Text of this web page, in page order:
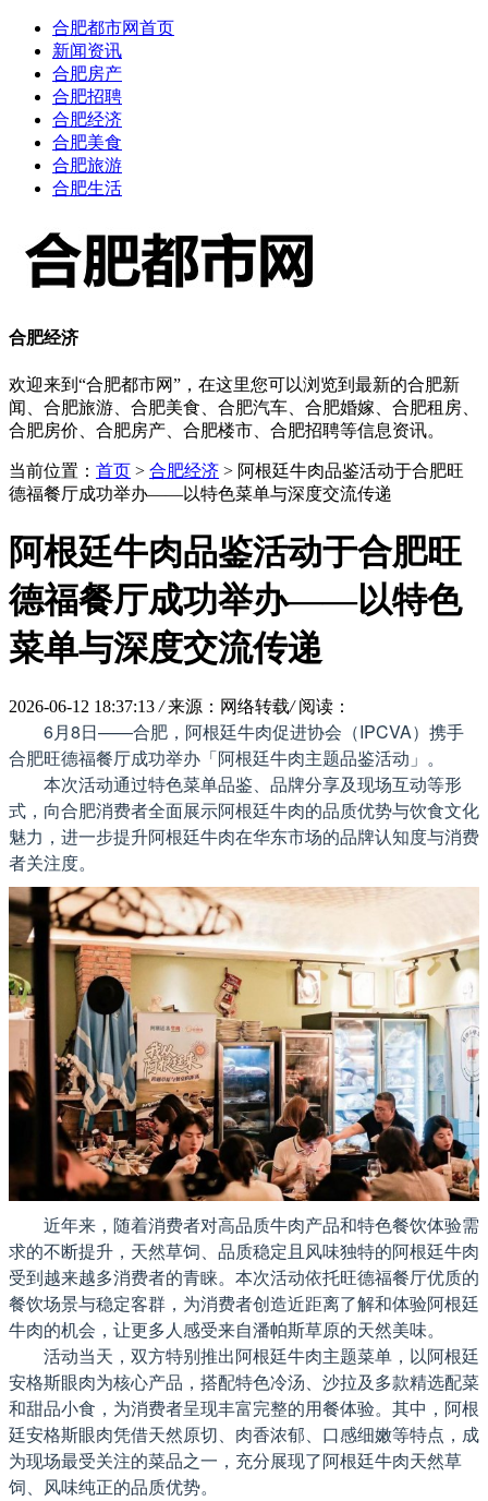
合肥都市网首页
新闻资讯
合肥房产
合肥招聘
合肥经济
合肥美食
合肥旅游
合肥生活
合肥经济
欢迎来到“合肥都市网”，在这里您可以浏览到最新的合肥新
闻、合肥旅游、合肥美食、合肥汽车、合肥婚嫁、合肥租房、
合肥房价、合肥房产、合肥楼市、合肥招聘等信息资讯。
当前位置： 首页 > 合肥经济 > 阿根廷牛肉品鉴活动于合肥旺
德福餐厅成功举办——以特色菜单与深度交流传递
阿根廷牛肉品鉴活动于合肥旺
德福餐厅成功举办——以特色
菜单与深度交流传递
2026-06-12 18:37:13/ 来源：网络转载/ 阅读：
6月8日——合肥，阿根廷牛肉促进协会（IPCVA）携手
合肥旺德福餐厅成功举办「阿根廷牛肉主题品鉴活动」。
本次活动通过特色菜单品鉴、品牌分享及现场互动等形
式，向合肥消费者全面展示阿根廷牛肉的品质优势与饮食文化
魅力，进一步提升阿根廷牛肉在华东市场的品牌认知度与消费
者关注度。
近年来，随着消费者对高品质牛肉产品和特色餐饮体验需
求的不断提升，天然草饲、品质稳定且风味独特的阿根廷牛肉
受到越来越多消费者的青睐。本次活动依托旺德福餐厅优质的
餐饮场景与稳定客群，为消费者创造近距离了解和体验阿根廷
牛肉的机会，让更多人感受来自潘帕斯草原的天然美味。
活动当天，双方特别推出阿根廷牛肉主题菜单，以阿根廷
安格斯眼肉为核心产品，搭配特色冷汤、沙拉及多款精选配菜
和甜品小食，为消费者呈现丰富完整的用餐体验。其中，阿根
廷安格斯眼肉凭借天然原切、肉香浓郁、口感细嫩等特点，成
为现场最受关注的菜品之一，充分展现了阿根廷牛肉天然草
饲、风味纯正的品质优势。